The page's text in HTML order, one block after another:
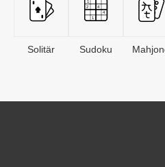
Solitär Sudoku